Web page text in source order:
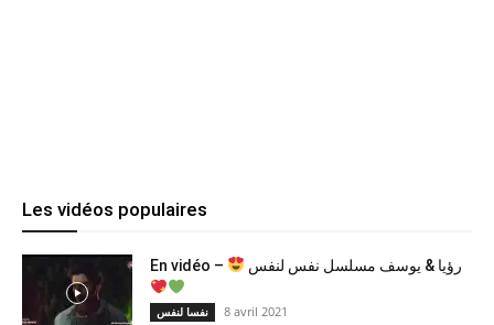
Les vidéos populaires
En vidéo – رؤيا & يوسف مسلسل نفس لنفس
نفسا لنفس 8 avril 2021